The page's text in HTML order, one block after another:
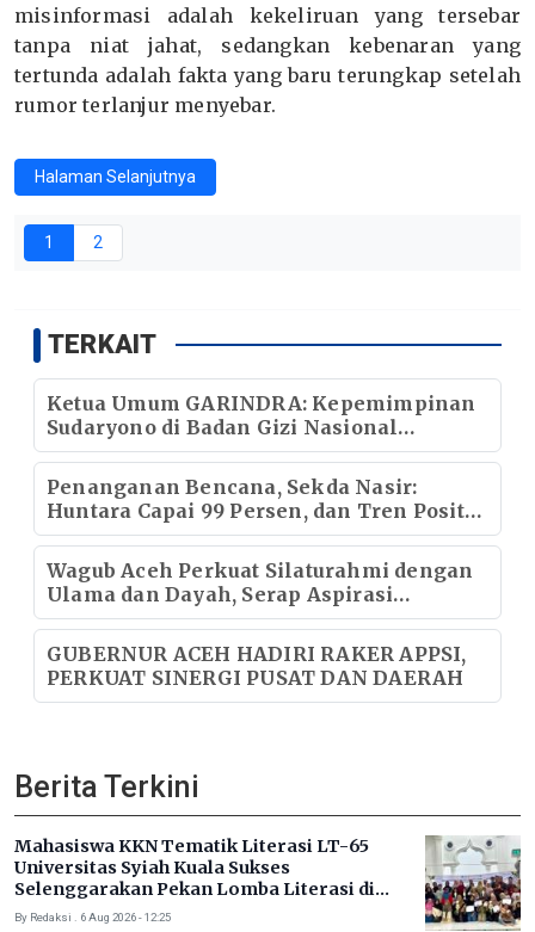
misinformasi adalah kekeliruan yang tersebar
tanpa niat jahat, sedangkan kebenaran yang
tertunda adalah fakta yang baru terungkap setelah
rumor terlanjur menyebar.
Halaman Selanjutnya
1 2
TERKAIT
Ketua Umum GARINDRA: Kepemimpinan
Sudaryono di Badan Gizi Nasional
Menentukan Kualitas Generasi dan Arah
Pembangunan Indonesia
Penanganan Bencana, Sekda Nasir:
Huntara Capai 99 Persen, dan Tren Positif
Pemulihan Infrastruktur
Wagub Aceh Perkuat Silaturahmi dengan
Ulama dan Dayah, Serap Aspirasi
Masyarakat di Aceh Selatan
GUBERNUR ACEH HADIRI RAKER APPSI,
PERKUAT SINERGI PUSAT DAN DAERAH
Berita Terkini
Mahasiswa KKN Tematik Literasi LT-65
Universitas Syiah Kuala Sukses
Selenggarakan Pekan Lomba Literasi di
Gampong Rhieng Blang
By Redaksi . 6 Aug 2026 - 12:25